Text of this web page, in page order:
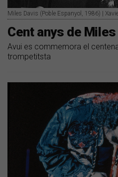
Miles Davis (Poble Espanyol, 1986) |
Cent anys de
Avui es commemora el
trompetitsta